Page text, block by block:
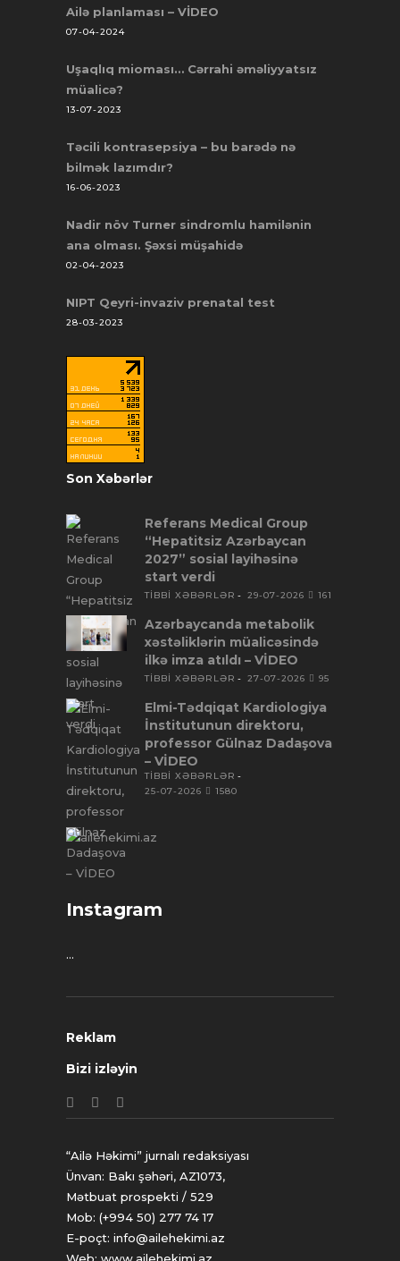
Ailə planlaması – VİDEO
07-04-2024
Uşaqlıq mioması… Cərrahi əməliyyatsız
müalicə?
13-07-2023
Təcili kontrasepsiya – bu barədə nə
bilmək lazımdır?
16-06-2023
Nadir növ Turner sindromlu hamilənin
ana olması. Şəxsi müşahidə
02-04-2023
NIPT Qeyri-invaziv prenatal test
28-03-2023
Son Xəbərlər
Referans Medical Group
“Hepatitsiz Azərbaycan
2027” sosial layihəsinə
start verdi
TİBBİ XƏBƏRLƏR 29-07-2026 161
Azərbaycanda metabolik
xəstəliklərin müalicəsində
ilkə imza atıldı – VİDEO
TİBBİ XƏBƏRLƏR 27-07-2026 95
Elmi-Tədqiqat Kardiologiya
İnstitutunun direktoru,
professor Gülnaz Dadaşova
– VİDEO
TİBBİ XƏBƏRLƏR
25-07-2026
1580
Instagram
…
Reklam
Bizi izləyin
“Ailə Həkimi” jurnalı redaksiyası
Ünvan: Bakı şəhəri, AZ1073,
Mətbuat prospekti / 529
Mob: (+994 50) 277 74 17
E-poçt: info@ailehekimi.az
Web: www.ailehekimi.az